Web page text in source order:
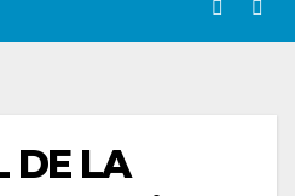
DE LA